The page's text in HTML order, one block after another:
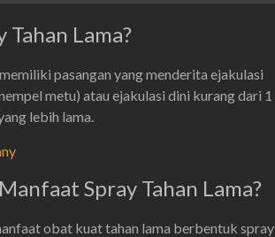
Lama?
pasangan yang menderita ejakulasi
metu) atau ejakulasi dini kurang dari 1
lebih lama.
Spray Tahan Lama?
obat kuat tahan lama berbentuk spray